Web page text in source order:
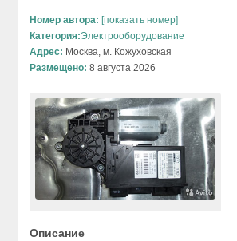
Номер автора: [показать номер]
Категория:Электрооборудование
Адрес: Москва, м. Кожуховская
Размещено: 8 августа 2026
Описание